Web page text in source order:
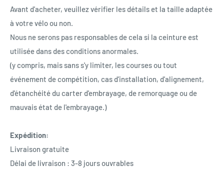
Avant d'acheter, veuillez vérifier les détails et la taille adaptée
à votre vélo ou non.
Nous ne serons pas responsables de cela si la ceinture est
utilisée dans des conditions anormales.
(y compris, mais sans s'y limiter, les courses ou tout
événement de compétition, cas d'installation, d'alignement,
d'étanchéité du carter d'embrayage, de remorquage ou de
mauvais état de l'embrayage.)
Expédition:
Livraison gratuite
Délai de livraison : 3-8 jours ouvrables